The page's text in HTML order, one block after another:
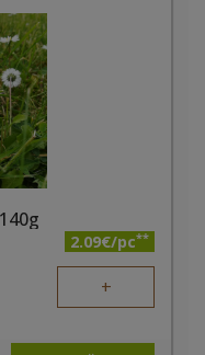
2.09€/pc**
+